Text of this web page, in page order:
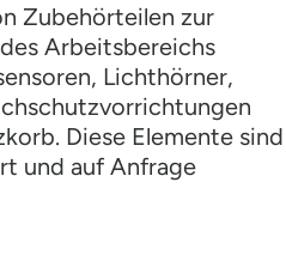
Zubehörteilen zur
Arbeitsbereichs
Lichthörner,
Diese Elemente sind
und auf Anfrage